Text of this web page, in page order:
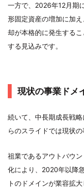
一方で、2026年12月期
形固定資産の増加に加
却が本格的に発生する
する見込みです。
現状の事業ドメ
続いて、中長期成長戦
らのスライドでは現状
祖業であるアウトバウ
化により、2020年以降
トのドメインが業容拡大